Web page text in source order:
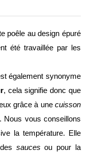
poêle au design épuré
été travaillée par les
également synonyme
, cela signifie donc que
grâce à une cuisson
Nous vous conseillons
la température. Elle
sauces ou pour la